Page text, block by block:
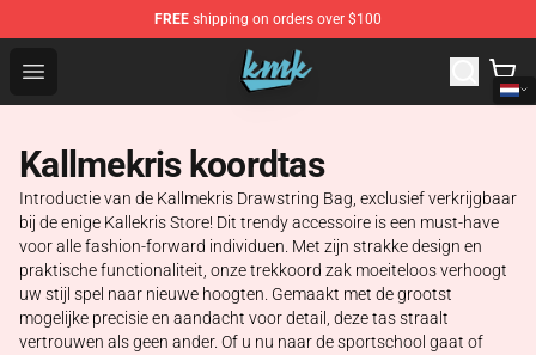
FREE shipping on orders over $100
Open menu
KallMeKris Store - Official KallMeKris Merchandise Shop
Kallmekris koordtas
Introductie van de Kallmekris Drawstring Bag, exclusief verkrijgbaar
bij de enige Kallekris Store! Dit trendy accessoire is een must-have
voor alle fashion-forward individuen. Met zijn strakke design en
praktische functionaliteit, onze trekkoord zak moeiteloos verhoogt
uw stijl spel naar nieuwe hoogten. Gemaakt met de grootst
mogelijke precisie en aandacht voor detail, deze tas straalt
vertrouwen als geen ander. Of u nu naar de sportschool gaat of